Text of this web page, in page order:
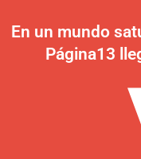
En un mundo
Página13